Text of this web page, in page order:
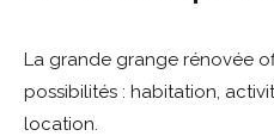
La grande grange rénovée
possibilités : habitation,
location.